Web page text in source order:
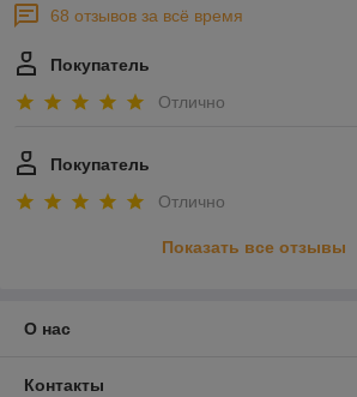
68 отзывов за всё время
Покупатель
Отлично
Покупатель
Отлично
Показать все отзывы
О нас
Контакты